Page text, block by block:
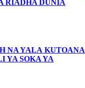
RIADHA DUNIA
NA YALA KUTOANA
YA SOKA YA